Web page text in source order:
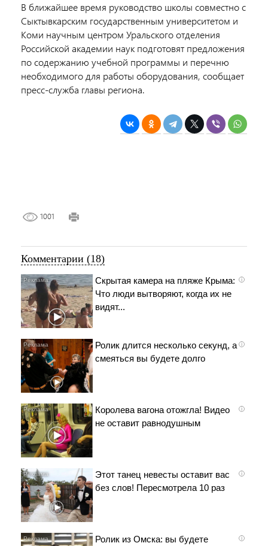
В ближайшее время руководство школы совместно с
Сыктывкарским государственным университетом и
Коми научным центром Уральского отделения
Российской академии наук подготовят предложения
по содержанию учебной программы и перечню
необходимого для работы оборудования, сообщает
пресс-служба главы региона.
1001
Комментарии (18)
i
Скрытая камера на пляже Крыма:
Что люди вытворяют, когда их не
видят...
i
Ролик длится несколько секунд, а
смеяться вы будете долго
i
Королева вагона отожгла! Видео
не оставит равнодушным
i
Этот танец невесты оставит вас
без слов! Пересмотрела 10 раз
i
Ролик из Омска: вы будете